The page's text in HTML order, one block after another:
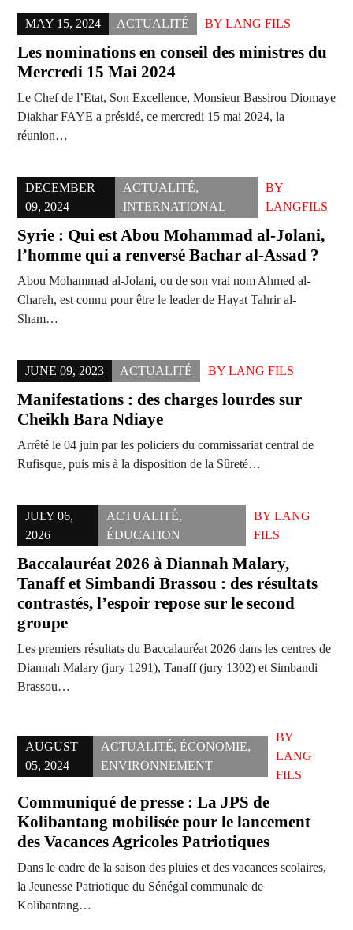
MAY 15, 2024 ACTUALITÉ BY LANG FILS
Les nominations en conseil des ministres du
Mercredi 15 Mai 2024
Le Chef de l’Etat, Son Excellence, Monsieur Bassirou Diomaye
Diakhar FAYE a présidé, ce mercredi 15 mai 2024, la
réunion…
DECEMBER
09, 2024
ACTUALITÉ,
INTERNATIONAL
BY
LANGFILS
Syrie : Qui est Abou Mohammad al-Jolani,
l’homme qui a renversé Bachar al-Assad ?
Abou Mohammad al-Jolani, ou de son vrai nom Ahmed al-
Chareh, est connu pour être le leader de Hayat Tahrir al-
Sham…
JUNE 09, 2023 ACTUALITÉ BY LANG FILS
Manifestations : des charges lourdes sur
Cheikh Bara Ndiaye
Arrêté le 04 juin par les policiers du commissariat central de
Rufisque, puis mis à la disposition de la Sûreté…
JULY 06,
2026
ACTUALITÉ,
ÉDUCATION
BYLANG
FILS
Baccalauréat 2026 à Diannah Malary,
Tanaff et Simbandi Brassou : des résultats
contrastés, l’espoir repose sur le second
groupe
Les premiers résultats du Baccalauréat 2026 dans les centres de
Diannah Malary (jury 1291), Tanaff (jury 1302) et Simbandi
Brassou…
AUGUST
05, 2024
ACTUALITÉ,ÉCONOMIE,
ENVIRONNEMENT
BY
LANG
FILS
Communiqué de presse : La JPS de
Kolibantang mobilisée pour le lancement
des Vacances Agricoles Patriotiques
Dans le cadre de la saison des pluies et des vacances scolaires,
la Jeunesse Patriotique du Sénégal communale de
Kolibantang…